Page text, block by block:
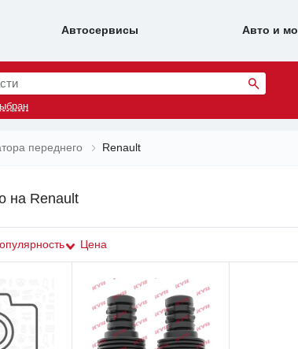
Автосервисы Авто и
переднего Renault
на Renault
Цена